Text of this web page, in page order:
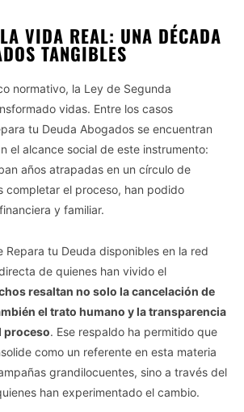
VIDA REAL: UNA DÉCADA
TANGIBLES
normativo, la Ley de Segunda
vidas. Entre los casos
tu Deuda Abogados se encuentran
el alcance social de este instrumento:
años atrapadas en un círculo de
completar el proceso, han podido
y familiar.
Repara tu Deuda disponibles en la red
de quienes han vivido el
resaltan no solo la cancelación de
el trato humano y la transparencia
proceso. Ese respaldo ha permitido que
como un referente en esta materia
grandilocuentes, sino a través del
han experimentado el cambio.